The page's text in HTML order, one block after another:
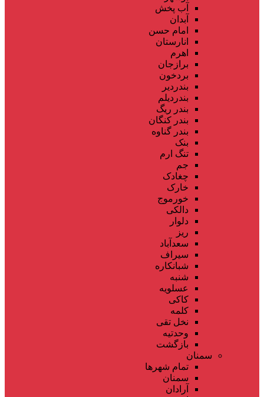
آب پخش
آبدان
امام حسن
انارستان
اهرم
برازجان
بردخون
بندردیر
بندردیلم
بندر ریگ
بندر کنگان
بندر گناوه
بنک
تنگ ارم
جم
چغادک
خارک
خورموج
دالکی
دلوار
ریز
سعدآباد
سیراف
شبانکاره
شنبه
عسلویه
کاکی
کلمه
نخل تقی
وحدتیه
بازگشت
سمنان
تمام شهر‌ها
سمنان
آرادان